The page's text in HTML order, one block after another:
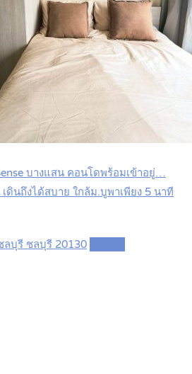
บางแสน คอนโดพร้อมเข้าอยู่…
ดินถึงได้สบาย ใกล้ม.บูพาเพียง 5 นาที
ลบุรี ชลบุรี 20130